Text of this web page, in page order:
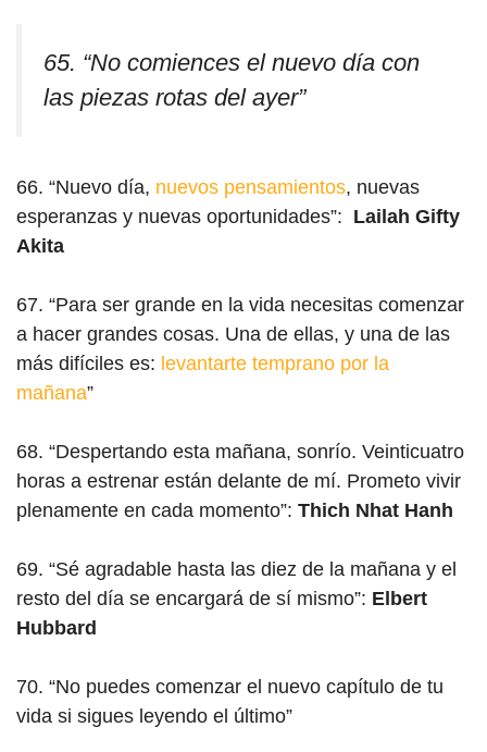
65. “No comiences el nuevo día con
las piezas rotas del ayer”
66. “Nuevo día, nuevos pensamientos, nuevas
esperanzas y nuevas oportunidades”: Lailah Gifty
Akita
67. “Para ser grande en la vida necesitas comenzar
a hacer grandes cosas. Una de ellas, y una de las
más difíciles es: levantarte temprano por la
mañana”
68. “Despertando esta mañana, sonrío. Veinticuatro
horas a estrenar están delante de mí. Prometo vivir
plenamente en cada momento”: Thich Nhat Hanh
69. “Sé agradable hasta las diez de la mañana y el
resto del día se encargará de sí mismo”: Elbert
Hubbard
70. “No puedes comenzar el nuevo capítulo de tu
vida si sigues leyendo el último”